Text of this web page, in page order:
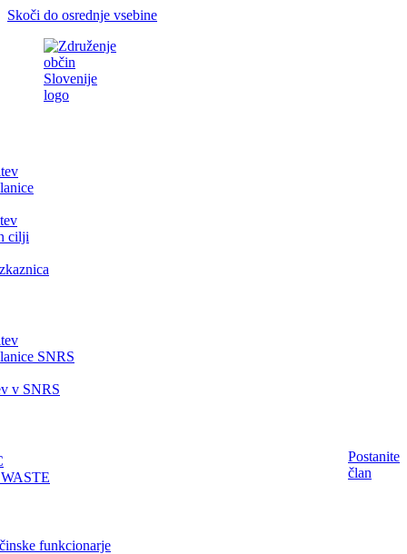
Skoči do osrednje vsebine
cilji
SNRS
v SNRS
funkcionarje
Postanite
član